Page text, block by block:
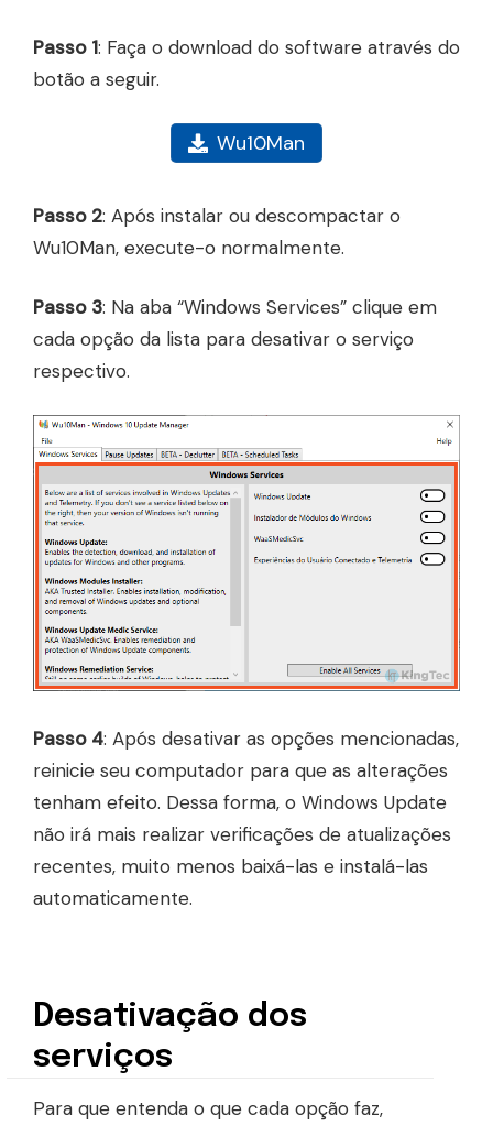
Passo 1: Faça o download do software através do
botão a seguir.
Wu10Man
Passo 2: Após instalar ou descompactar o
Wu10Man, execute-o normalmente.
Passo 3: Na aba “Windows Services” clique em
cada opção da lista para desativar o serviço
respectivo.
Passo 4: Após desativar as opções mencionadas,
reinicie seu computador para que as alterações
tenham efeito. Dessa forma, o Windows Update
não irá mais realizar verificações de atualizações
recentes, muito menos baixá-las e instalá-las
automaticamente.
Desativação dos
serviços
Para que entenda o que cada opção faz,